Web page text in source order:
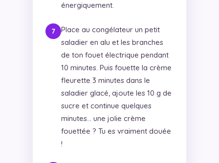
énergiquement.
Place au congélateur un petit
saladier en alu et les branches
de ton fouet électrique pendant
10 minutes. Puis fouette la crème
fleurette 3 minutes dans le
saladier glacé, ajoute les 10 g de
sucre et continue quelques
minutes… une jolie crème
fouettée ? Tu es vraiment douée
!